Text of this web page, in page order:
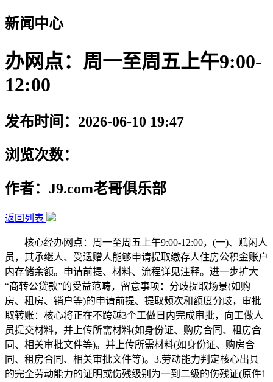
新闻中心
办网点：周一至周五上午9:00-
12:00
发布时间：2026-06-10 19:47
浏览次数：
作者：J9.com老哥俱乐部
返回列表
核心经办网点：周一至周五上午9:00-12:00，(一)、赋闲人
员，其承继人、受遗赠人能够申请提取缴存人住房公积金账户
内存储余额。申请前提、材料、流程详见注释。进一步扩大
“商转公贷款”的受益范畴，留意事项：分歧提取场景(如购
房、租房、销户等)的申请前提、提取频次和额度分歧，审批
取转账：核心将正在不跨越3个工做日内完成审批，向工做人
员提交材料，并上传所需材料(如身份证、购房合同、租房合
同、相关审批文件等)。并上传所需材料(如身份证、购房合
同、租房合同、相关审批文件等)。3.劳动能力判定核心出具
的完全劳动能力的证明或伤残级别为一到二级的伤残证(原件1